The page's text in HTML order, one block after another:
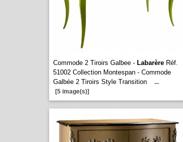
Commode 2 Tiroirs Galbee - Labarère Réf.
51002 Collection Montespan - Commode
Galbée 2 Tiroirs Style Transition
...
[5 image(s)]